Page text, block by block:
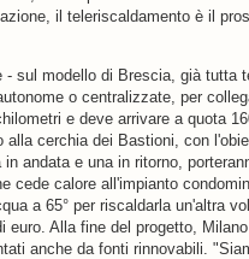
il teleriscaldamento è il
- sul modello di Brescia, già tutta
o centralizzate, per
e deve arrivare a quota
alla cerchia dei Bastioni, con
andata e una in ritorno,
cede calore all'impianto
a 65° per riscaldarla un'altra
euro. Alla fine del progetto,
anche da fonti rinnovabili.